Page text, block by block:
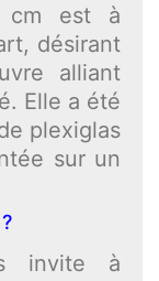
cm est à
désirant
alliant
Elle a été
plexiglas
sur un
invite à